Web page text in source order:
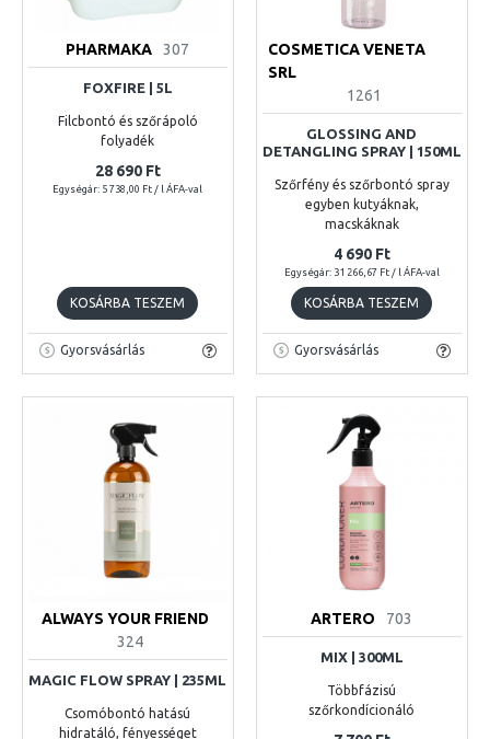
PHARMAKA 307
FOXFIRE | 5L
Filcbontó és szőrápoló
folyadék
28 690 Ft
Egységár: 5 738,00 Ft / l ÁFA-val
KOSÁRBA TESZEM
Gyorsvásárlás
COSMETICA VENETA
SRL
1261
GLOSSING AND
DETANGLING SPRAY | 150ML
Szőrfény és szőrbontó spray
egyben kutyáknak,
macskáknak
4 690 Ft
Egységár: 31 266,67 Ft / l ÁFA-val
KOSÁRBA TESZEM
Gyorsvásárlás
ALWAYS YOUR FRIEND
324
MAGIC FLOW SPRAY | 235ML
Csomóbontó hatású
hidratáló, fényességet
ARTERO 703
MIX | 300ML
Többfázisú
szőrkondícionáló